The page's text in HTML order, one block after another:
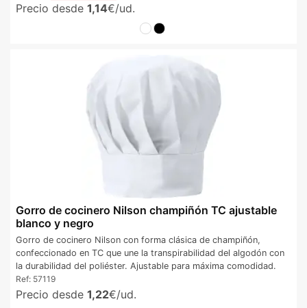
Precio desde 1,14€/ud.
Gorro de cocinero Nilson champiñón TC ajustable
blanco y negro
Gorro de cocinero Nilson con forma clásica de champiñón,
confeccionado en TC que une la transpirabilidad del algodón con
la durabilidad del poliéster. Ajustable para máxima comodidad.
Ref: 57119
Precio desde 1,22€/ud.